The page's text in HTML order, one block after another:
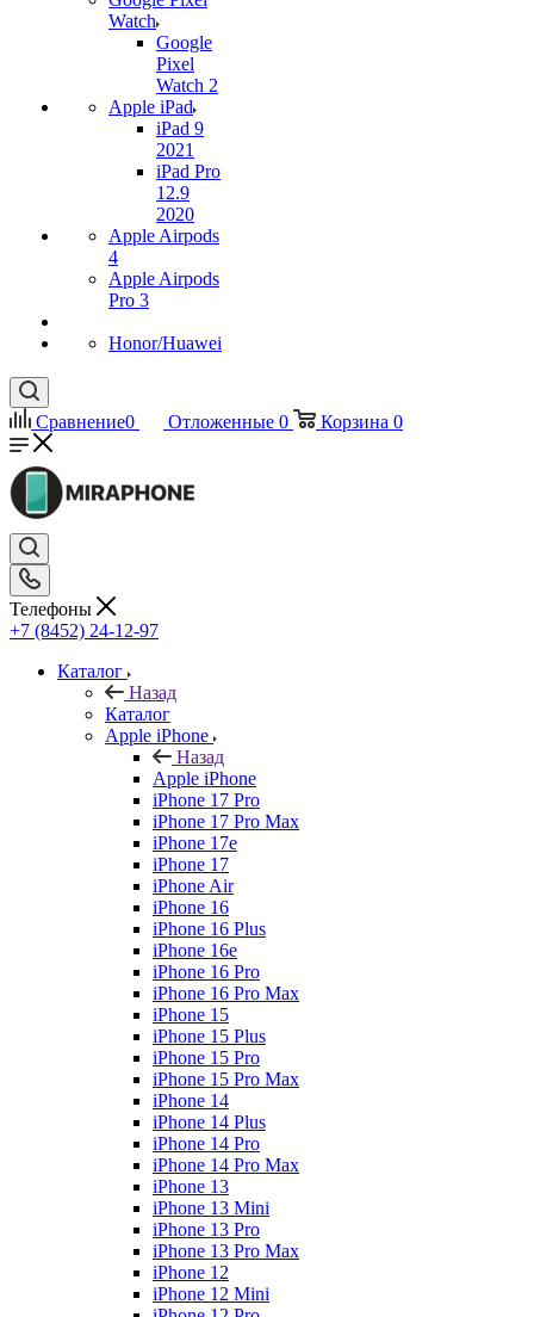
Watch
Google
Pixel
Watch 2
Apple iPad
iPad 9
2021
iPad Pro
12.9
2020
Apple Airpods
4
Apple Airpods
Pro 3
Honor/Huawei
Сравнение0 Отложенные 0 Корзина 0
Телефоны
+7 (8452) 24-12-97
Каталог
Назад
Каталог
Apple iPhone
Назад
Apple iPhone
iPhone 17 Pro
iPhone 17 Pro Max
iPhone 17e
iPhone 17
iPhone Air
iPhone 16
iPhone 16 Plus
iPhone 16e
iPhone 16 Pro
iPhone 16 Pro Max
iPhone 15
iPhone 15 Plus
iPhone 15 Pro
iPhone 15 Pro Max
iPhone 14
iPhone 14 Plus
iPhone 14 Pro
iPhone 14 Pro Max
iPhone 13
iPhone 13 Mini
iPhone 13 Pro
iPhone 13 Pro Max
iPhone 12
iPhone 12 Mini